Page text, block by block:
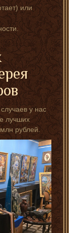
или
у нас
лучших
рублей.